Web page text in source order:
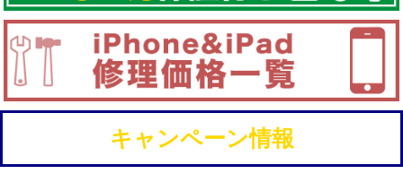
キャンペーン情報